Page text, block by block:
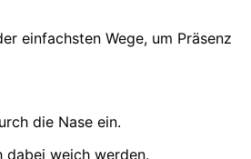
einfachsten Wege, um Präsenz
die Nase ein.
dabei weich werden.